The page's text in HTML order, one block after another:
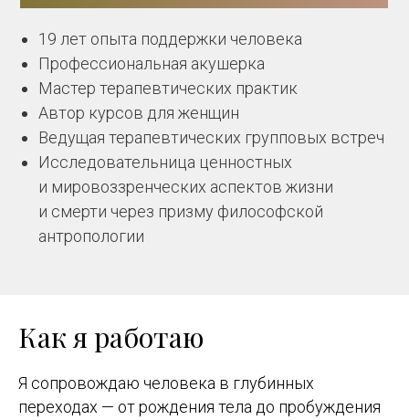
19 лет опыта поддержки человека
Профессиональная акушерка
Мастер терапевтических практик
Автор курсов для женщин
Ведущая терапевтических групповых встреч
Исследовательница ценностных
и мировоззренческих аспектов жизни
и смерти через призму философской
антропологии
Как я работаю
Я сопровождаю человека в глубинных
переходах — от рождения тела до пробуждения